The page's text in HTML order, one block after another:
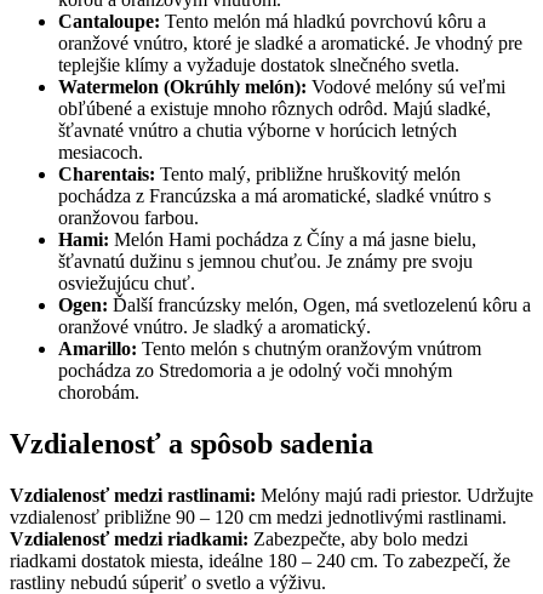
Cantaloupe: Tento melón má hladkú povrchovú kôru a
oranžové vnútro, ktoré je sladké a aromatické. Je vhodný pre
teplejšie klímy a vyžaduje dostatok slnečného svetla.
Watermelon (Okrúhly melón): Vodové melóny sú veľmi
obľúbené a existuje mnoho rôznych odrôd. Majú sladké,
šťavnaté vnútro a chutia výborne v horúcich letných
mesiacoch.
Charentais: Tento malý, približne hruškovitý melón
pochádza z Francúzska a má aromatické, sladké vnútro s
oranžovou farbou.
Hami: Melón Hami pochádza z Číny a má jasne bielu,
šťavnatú dužinu s jemnou chuťou. Je známy pre svoju
osviežujúcu chuť.
Ogen: Ďalší francúzsky melón, Ogen, má svetlozelenú kôru a
oranžové vnútro. Je sladký a aromatický.
Amarillo: Tento melón s chutným oranžovým vnútrom
pochádza zo Stredomoria a je odolný voči mnohým
chorobám.
Vzdialenosť a spôsob sadenia
Vzdialenosť medzi rastlinami: Melóny majú radi priestor. Udržujte
vzdialenosť približne 90 – 120 cm medzi jednotlivými rastlinami.
Vzdialenosť medzi riadkami: Zabezpečte, aby bolo medzi
riadkami dostatok miesta, ideálne 180 – 240 cm. To zabezpečí, že
rastliny nebudú súperiť o svetlo a výživu.